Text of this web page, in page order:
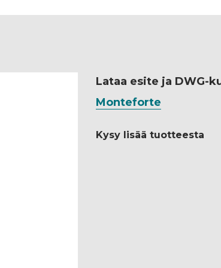
Lataa esite ja DWG-
Monteforte
Kysy lisää tuotteesta